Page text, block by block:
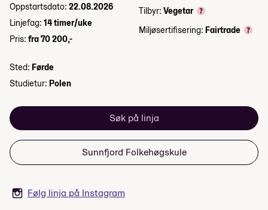
Oppstartsdato: 22.08.2026
Linjefag: 14 timer/uke
Pris: fra 70 200,-
Tilbyr: Vegetar
Miljøsertifisering: Fairtrade
Sted: Førde
Studietur: Polen
Søk på linja
Sunnfjord Folkehøgskule
Følg linja på Instagram